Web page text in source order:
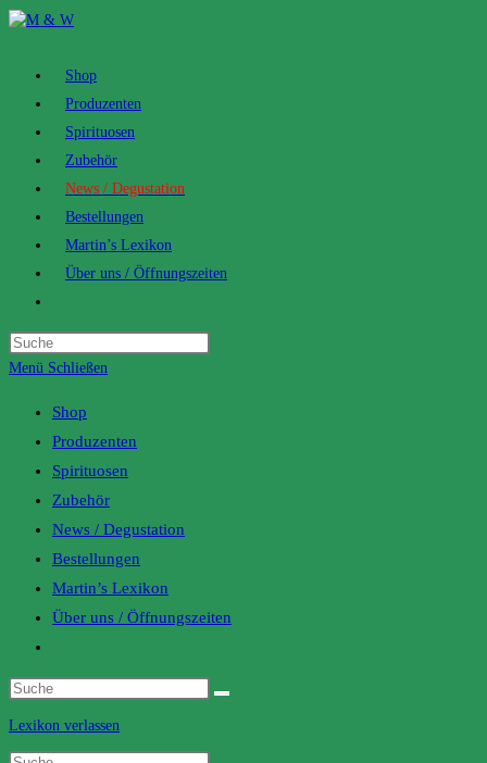
Zum
Shop
Produzenten
Spirituosen
Zubehör
News / Degustation
Bestellungen
Martin’s Lexikon
Über uns / Öffnungszeiten
website
search
Menü Schließen
Shop
Produzenten
Spirituosen
Zubehör
News / Degustation
Bestellungen
Martin’s Lexikon
Über uns / Öffnungszeiten
website
search
Lexikon verlassen